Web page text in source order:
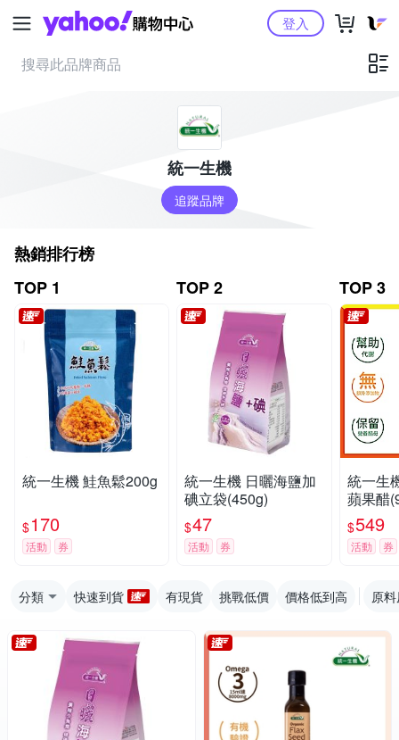
Yahoo購物中心登入
統一生機
追蹤品牌
熱銷排行榜
TOP 1
統一生機 鮭魚鬆200g
$170
活動 券
TOP 2
統一生機 日曬海鹽加
碘立袋(450g)
$47
活動 券
TOP 3
統一生
蘋果醋
$549
活動 券
分類 快速到貨 有現貨 挑戰低價 價格低到高 原